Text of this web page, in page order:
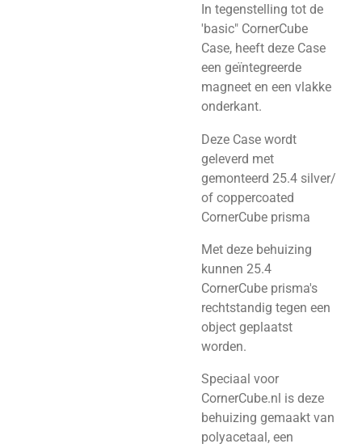
In tegenstelling tot de
'basic" CornerCube
Case, heeft deze Case
een geïntegreerde
magneet en een vlakke
onderkant.
Deze Case wordt
geleverd met
gemonteerd 25.4 silver/
of coppercoated
CornerCube prisma
Met deze behuizing
kunnen 25.4
CornerCube prisma's
rechtstandig tegen een
object geplaatst
worden.
Speciaal voor
CornerCube.nl is deze
behuizing gemaakt van
polyacetaal, een